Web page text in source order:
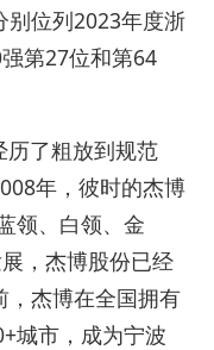
别位列2023年度浙
第27位和第64
历了粗放到规范
年，彼时的杰博
领、白领、金
，杰博股份已经
，杰博在全国拥有
城市，成为宁波